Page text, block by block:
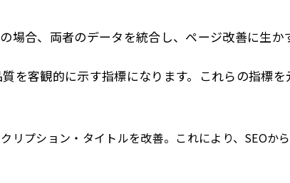
合、両者のデータを統合し、ページ改善に生か
客観的に示す指標になります。これらの指標を
プション・タイトルを改善。これにより、SEOか